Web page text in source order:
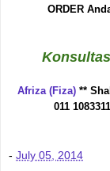
ORDER
Afriza (Fiza) **
011
- July 05, 2014